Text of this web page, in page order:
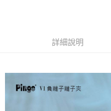
請求用戶進行身份認證。
５．嚴禁一人註冊多個帳號或使用他
每筆NT$150，滿NT$1,500(含以
詳細說明